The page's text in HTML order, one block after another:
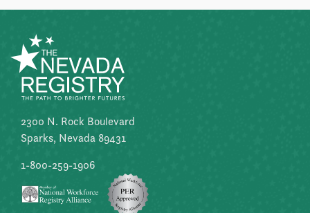
2300 N. Rock Boulevard
Sparks, Nevada 89431
1-800-259-1906